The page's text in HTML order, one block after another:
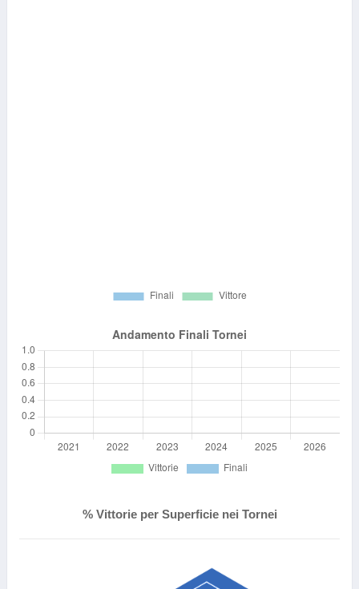
% Vittorie per Superficie nei Tornei